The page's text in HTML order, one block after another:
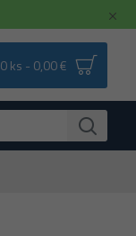
0 ks - 0,00 €